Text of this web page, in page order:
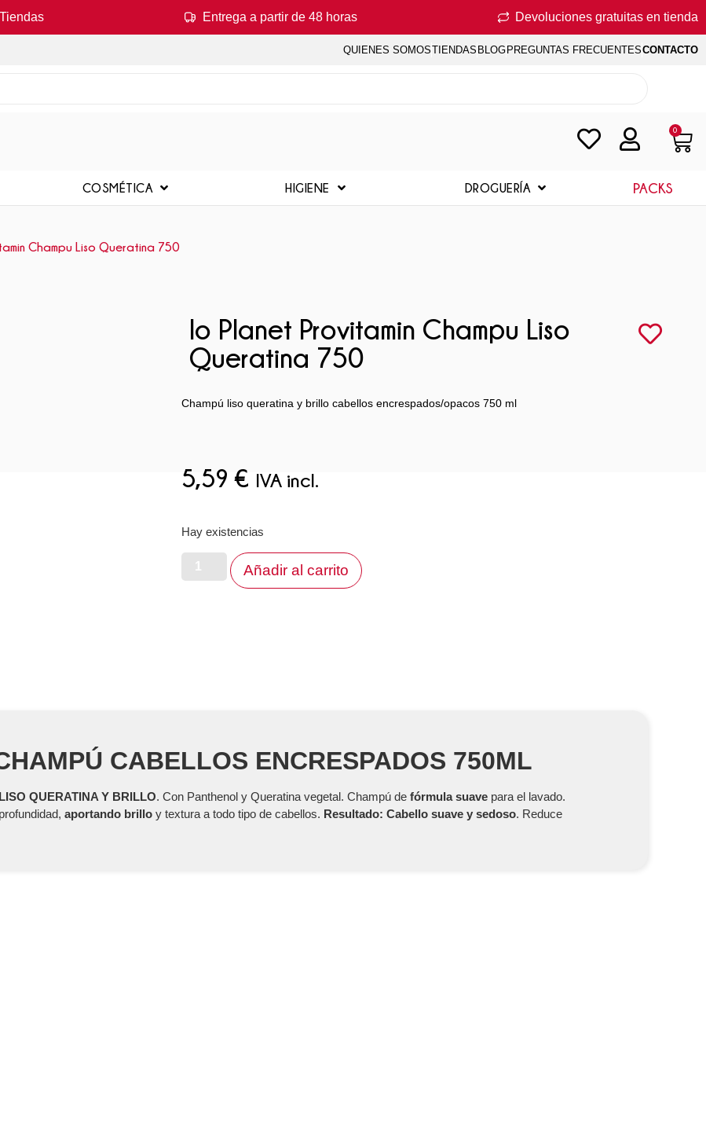
Tiendas Entrega a partir de 48 horas Devoluciones gratuitas en tienda
QUIENES SOMOSTIENDAS BLOG PREGUNTAS FRECUENTESCONTACTO
0
COSMÉTICA HIGIENE DROGUERÍA PACKS
Champu Liso Queratina 750
Io Planet Provitamin Champu Liso
Queratina 750
Champú liso queratina y brillo cabellos encrespados/opacos 750 ml
5,59€ IVA incl.
Hay existencias
Añadir al carrito
CABELLOS ENCRESPADOS 750ML
LISO QUERATINA Y BRILLO. Con Panthenol y Queratina vegetal. Champú de fórmula suavepara el lavado.
aportando brilloy textura a todo tipo de cabellos. Resultado: Cabello suave y sedoso. Reduce